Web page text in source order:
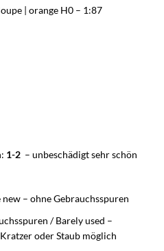
| orange H0 – 1:87
1-2 – unbeschädigt sehr schön
– ohne Gebrauchsspuren
/ Barely used –
oder Staub möglich